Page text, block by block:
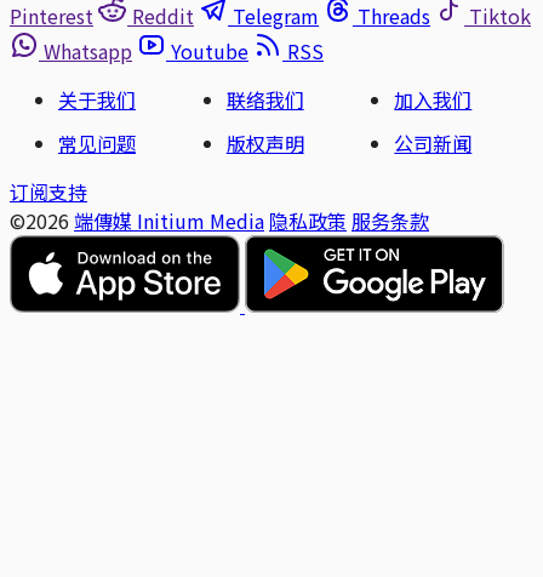
Pinterest
Reddit Telegram Threads
Tiktok
Whatsapp
Youtube
RSS
关于我们
联络我们
加入我们
常见问题
版权声明
公司新闻
订阅支持
©2026 端傳媒 Initium Media 隐私政策 服务条款